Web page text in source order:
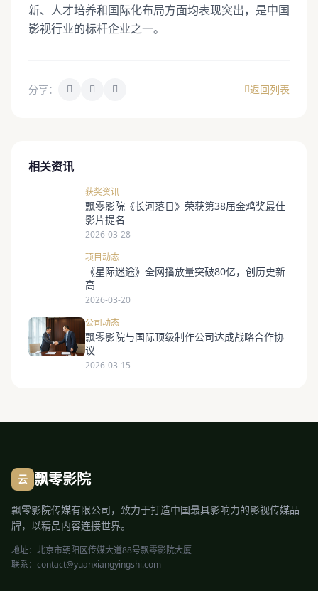
新、人才培养和国际化布局方面均表现突出，是中国
影视行业的标杆企业之一。
分享： 返回列表
相关资讯
获奖资讯
飘零影院《长河落日》荣获第38届金鸡奖最佳
影片提名
2026-03-28
项目动态
《星际迷途》全网播放量突破80亿，创历史新
高
2026-03-20
公司动态
飘零影院与国际顶级制作公司达成战略合作协
议
2026-03-15
云 飘零影院
飘零影院传媒有限公司，致力于打造中国最具影响力的影视传媒品
牌，以精品内容连接世界。
地址：北京市朝阳区传媒大道88号飘零影院大厦
联系：contact@yuanxiangyingshi.com